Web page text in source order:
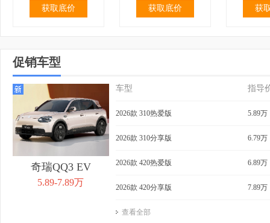
获取底价 获取底价 获
2.99万
QQ冰淇淋 2024款 青
春版 120km 奶昔
获取底价
3.19万
春版 120km 香草
获取底价
3.69万
155km 圣
获
4.39万
促销车型
奇瑞QQ3 EV
5.89-7.89万
车型 指导
2026款 310热爱版 5.89万
2026款 310分享版 6.79万
2026款 420热爱版 6.89万
2026款 420分享版 7.89万
查看全部